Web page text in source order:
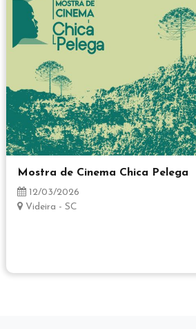
Mostra de Cinema Chica Pelega
12/03/2026
Videira - SC